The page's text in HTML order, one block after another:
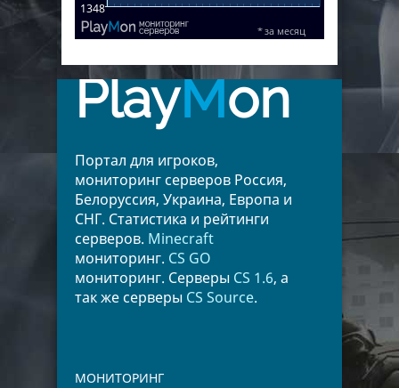
PlayMon
Портал для игроков,
мониторинг серверов Россия,
Белоруссия, Украина, Европа и
СНГ. Статистика и рейтинги
серверов. Minecraft
мониторинг. CS GO
мониторинг. Серверы CS 1.6, а
так же серверы CS Source.
МОНИТОРИНГ